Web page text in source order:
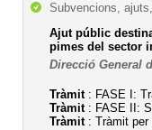
Subvencions,
Ajut públic
pimes del sector
Direcció General
Tràmit: FASE I:
Tràmit: FASE II:
Tràmit: Tràmit per